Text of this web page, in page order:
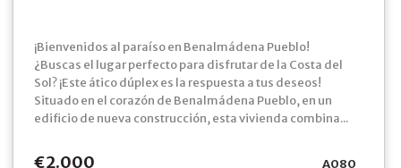
¡Bienvenidos al paraíso en Benalmádena Pueblo!
¿Buscas el lugar perfecto para disfrutar de la Costa del
Sol? ¡Este ático dúplex es la respuesta a tus deseos!
Situado en el corazón de Benalmádena Pueblo, en un
edificio de nueva construcción, esta vivienda combina...
€2.000 A080